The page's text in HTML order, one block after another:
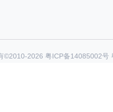
©2010-2026 粤ICP备14085002号